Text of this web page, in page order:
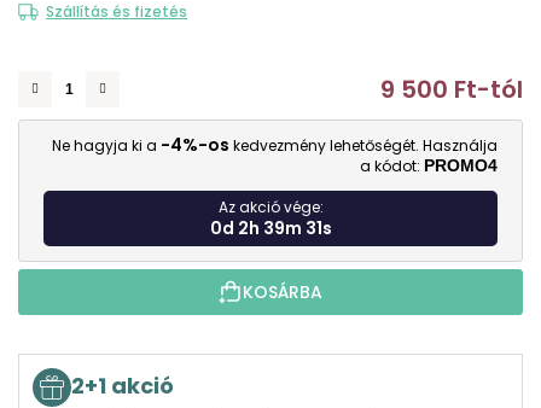
Szállítás és fizetés
9 500 Ft-tól
Ne hagyja ki a -4%-os kedvezmény lehetőségét. Használja
a kódot: PROMO4
Az akció vége:
0d 2h 39m 30s
KOSÁRBA
2+1 akció